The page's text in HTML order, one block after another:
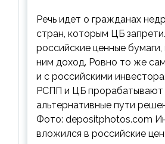
Речь идет о гражданах
стран, которым ЦБ
российские ценные бумаги,
ним доход. Ровно то же
и с российскими
РСПП и ЦБ прорабатывают
альтернативные пути
Фото: depositphotos.com
вложился в российские